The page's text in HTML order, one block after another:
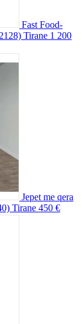
Fast Food-
Tirane 1 200
Jepet me qera
Tirane 450 €